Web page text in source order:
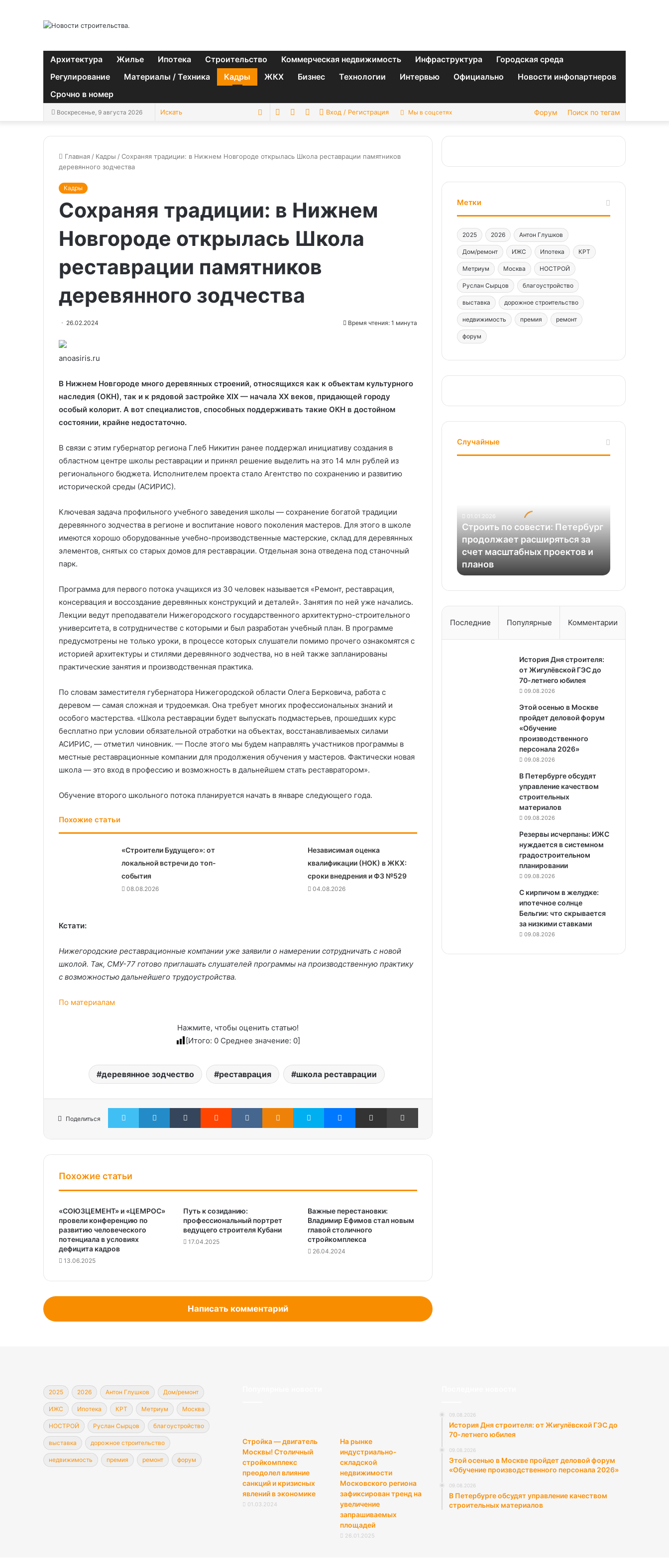
Архитектура Жилье Ипотека Строительство Коммерческая недвижимость Инфраструктура
Городская среда
Регулирование
Материалы / Техника Кадры ЖКХ Бизнес Технологии Интервью Официально
Новости инфопартнеров
Срочно в номер
Воскресенье, 9 августа 2026 Искать SwitchSidebarСлучайная
Вход / Регистрация Мы в соцсетях Форум Поиск по тегам
Главная / Кадры /Сохраняя традиции: в Нижнем Новгороде открылась Школа реставрации памятников
деревянного зодчества
Кадры
Сохраняя традиции: в Нижнем
Новгороде открылась Школа
реставрации памятников
деревянного зодчества
26.02.2024 Время чтения: 1 минута
anoasiris.ru
В Нижнем Новгороде много деревянных строений, относящихся как к объектам культурного
наследия (ОКН), так и к рядовой застройке ХIХ — начала ХХ веков, придающей городу
особый колорит. А вот специалистов, способных поддерживать такие ОКН в достойном
состоянии, крайне недостаточно.
В связи с этим губернатор региона Глеб Никитин ранее поддержал инициативу создания в
областном центре школы реставрации и принял решение выделить на это 14 млн рублей из
регионального бюджета. Исполнителем проекта стало Агентство по сохранению и развитию
исторической среды (АСИРИС).
Ключевая задача профильного учебного заведения школы — сохранение богатой традиции
деревянного зодчества в регионе и воспитание нового поколения мастеров. Для этого в школе
имеются хорошо оборудованные учебно-производственные мастерские, склад для деревянных
элементов, снятых со старых домов для реставрации. Отдельная зона отведена под станочный
парк.
Программа для первого потока учащихся из 30 человек называется «Ремонт, реставрация,
консервация и воссоздание деревянных конструкций и деталей». Занятия по ней уже начались.
Лекции ведут преподаватели Нижегородского государственного архитектурно-строительного
университета, в сотрудничестве с которыми и был разработан учебный план. В программе
предусмотрены не только уроки, в процессе которых слушатели помимо прочего ознакомятся с
историей архитектуры и стилями деревянного зодчества, но в ней также запланированы
практические занятия и производственная практика.
По словам заместителя губернатора Нижегородской области Олега Берковича, работа с
деревом — самая сложная и трудоемкая. Она требует многих профессиональных знаний и
особого мастерства. «Школа реставрации будет выпускать подмастерьев, прошедших курс
бесплатно при условии обязательной отработки на объектах, восстанавливаемых силами
АСИРИС, — отметил чиновник. — После этого мы будем направлять участников программы в
местные реставрационные компании для продолжения обучения у мастеров. Фактически новая
школа — это вход в профессию и возможность в дальнейшем стать реставратором».
Обучение второго школьного потока планируется начать в январе следующего года.
Похожие статьи
«Строители Будущего»: от
локальной встречи до топ-
события
08.08.2026
Независимая оценка
квалификации (НОК) в ЖКХ:
сроки внедрения и ФЗ №529
04.08.2026
Кстати:
Нижегородские реставрационные компании уже заявили о намерении сотрудничать с новой
школой. Так, СМУ-77 готово приглашать слушателей программы на производственную практику
с возможностью дальнейшего трудоустройства.
По материалам
Нажмите, чтобы оценить статью!
[Итого: 0 Среднее значение: 0]
деревянное зодчество реставрация школа реставрации
Поделиться
Twitter LinkedIn Tumblr Reddit ВконтактеОдноклассники
Skype MessengerПоделиться через электронную почту Печатать
Похожие статьи
«СОЮЗЦЕМЕНТ» и «ЦЕМРОС»
провели конференцию по
развитию человеческого
потенциала в условиях
дефицита кадров
13.06.2025
Путь к созиданию:
профессиональный портрет
ведущего строителя Кубани
17.04.2025
Важные перестановки:
Владимир Ефимов стал новым
главой столичного
cтройкомплекса
26.04.2024
Написать комментарий
Метки
2025 2026 Антон Глушков
Дом/ремонт ИЖС Ипотека КРТ
Метриум Москва НОСТРОЙ
Руслан Сырцов благоустройство
выставка дорожное строительство
недвижимость премия ремонт
форум
Случайные
расширяться
счет
масштабных
проектов
и
01.01.2026
Строить по совести: Петербург
продолжает расширяться за
счет масштабных проектов и
планов
Последние Популярные Комментарии
История Дня строителя:
от Жигулёвской ГЭС до
70-летнего юбилея
09.08.2026
Этой осенью в Москве
пройдет деловой форум
«Обучение
производственного
персонала 2026»
09.08.2026
В Петербурге обсудят
управление качеством
строительных
материалов
09.08.2026
Резервы исчерпаны: ИЖС
нуждается в системном
градостроительном
планировании
09.08.2026
С кирпичом в желудке:
ипотечное солнце
Бельгии: что скрывается
за низкими ставками
09.08.2026
2025 2026 Антон Глушков Дом/ремонт
ИЖС Ипотека КРТ Метриум Москва
НОСТРОЙ Руслан Сырцов благоустройство
выставка дорожное строительство
недвижимость премия ремонт форум
Стройка — двигатель
Москвы! Столичный
стройкомплекс
преодолел влияние
санкций и кризисных
явлений в экономике
01.03.2024
На рынке
индустриально-
складской
недвижимости
Московского региона
зафиксирован тренд на
увеличение
запрашиваемых
площадей
26.01.2025
09.08.2026
История Дня строителя: от Жигулёвской ГЭС до
70-летнего юбилея
09.08.2026
Этой осенью в Москве пройдет деловой форум
«Обучение производственного персонала 2026»
09.08.2026
В Петербурге обсудят управление качеством
строительных материалов